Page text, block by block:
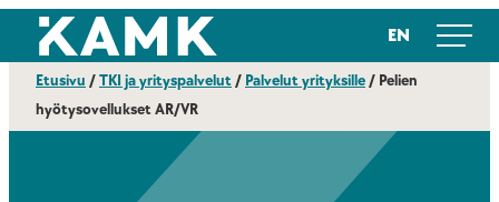
Siirry
suoraan
sisältöön
Kajaanin ammattikorkeakoulu EN
Etusivu /TKI ja yrityspalvelut/ Palvelut yrityksille/ Pelien
hyötysovellukset AR/VR